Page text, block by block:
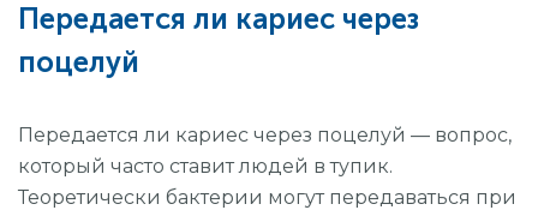
Передается ли кариес через
поцелуй
Передается ли кариес через поцелуй — вопрос,
который часто ставит людей в тупик.
Теоретически бактерии могут передаваться при